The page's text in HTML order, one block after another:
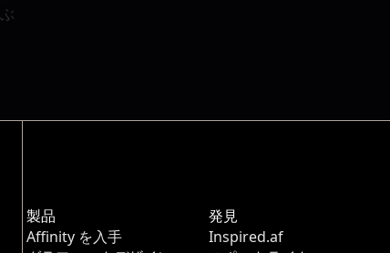
製品
Affinity を入手
発見
Inspired.af